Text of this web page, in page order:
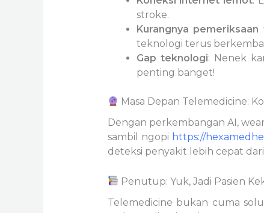
stroke.
Kurangnya
teknologi terus
Gap teknologi: Nenek
penting banget!
Masa Depan Telemedicine:
Dengan perkembangan AI,
sambil ngopi https://
deteksi penyakit lebih cepat
Penutup: Yuk, Jadi Pasien
Telemedicine bukan cuma